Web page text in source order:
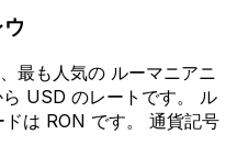
最も人気の ルーマニアニ
USD のレートです。 ル
は RON です。 通貨記号